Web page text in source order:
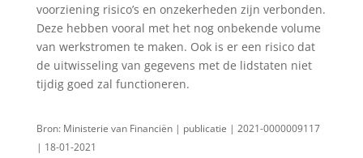
voorziening risico’s en onzekerheden zijn verbonden.
Deze hebben vooral met het nog onbekende volume
van werkstromen te maken. Ook is er een risico dat
de uitwisseling van gegevens met de lidstaten niet
tijdig goed zal functioneren.
Bron: Ministerie van Financiën | publicatie | 2021-0000009117
| 18-01-2021